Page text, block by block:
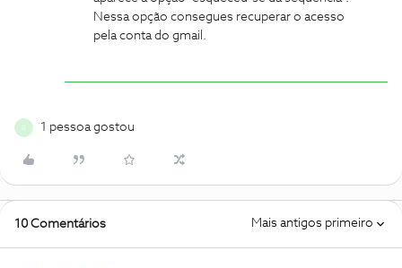
Nessa opção consegues recuperar o acesso
pela conta do gmail.
1 pessoa gostou
10 Comentários Mais antigos primeiro